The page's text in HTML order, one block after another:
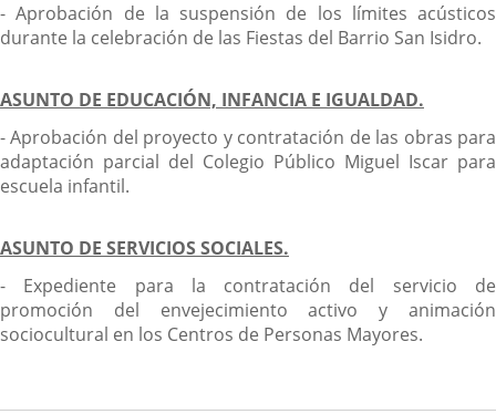
- Aprobación de la suspensión de los límites acústicos
durante la celebración de las Fiestas del Barrio San Isidro.
ASUNTO DE EDUCACIÓN, INFANCIA E IGUALDAD.
- Aprobación del proyecto y contratación de las obras para
adaptación parcial del Colegio Público Miguel Iscar para
escuela infantil.
ASUNTO DE SERVICIOS SOCIALES.
- Expediente para la contratación del servicio de
promoción del envejecimiento activo y animación
sociocultural en los Centros de Personas Mayores.